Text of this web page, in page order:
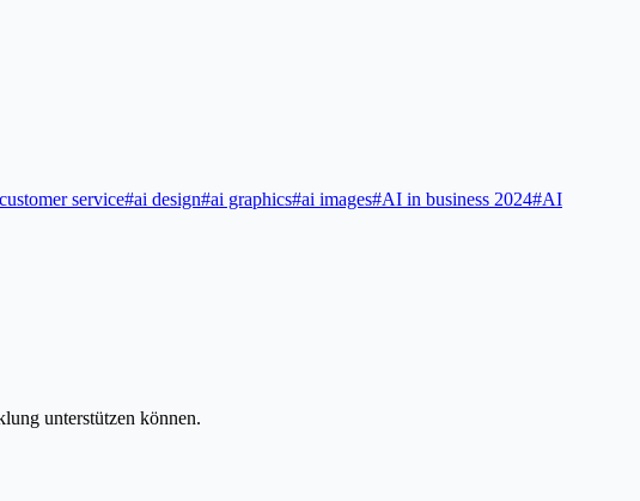
service#ai design#ai graphics#ai images#AI in business 2024#AI
unterstützen können.